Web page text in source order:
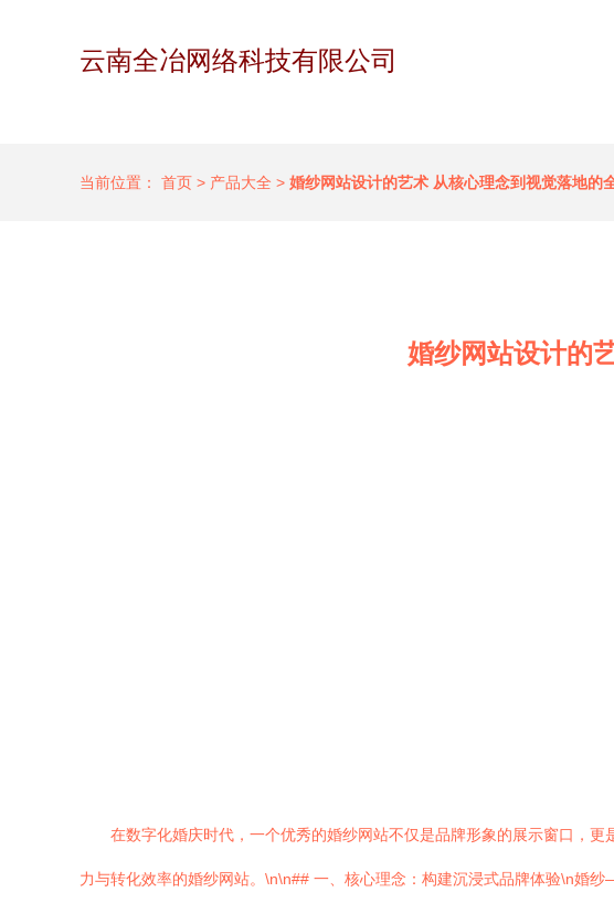
云南全冶网络科技有限公司
当前位置： 首页 > 产品大全 > 婚纱网站设计的艺术 从核心理念到视觉落地的
婚纱网站设计的
在数字化婚庆时代，一个优秀的婚纱网站不仅是品牌形象的展示窗口，
力与转化效率的婚纱网站。\n\n## 一、核心理念：构建沉浸式品牌体验\n